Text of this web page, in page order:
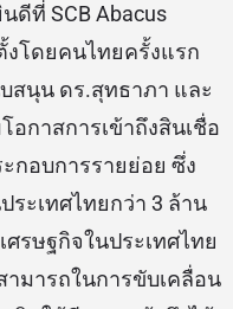
ดีที่ SCB Abacus
โดยคนไทยครั้งแรก
สนุน ดร.สุทธาภา และ
อกาสการเข้าถึงสินเชื่อ
กอบการรายย่อย ซึ่ง
ระเทศไทยกว่า 3 ล้าน
รษฐกิจในประเทศไทย
ามารถในการขับเคลื่อน